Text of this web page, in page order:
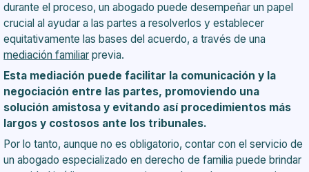
durante el proceso, un abogado puede desempeñar un papel
crucial al ayudar a las partes a resolverlos y establecer
equitativamente las bases del acuerdo, a través de una
mediación familiar previa.
Esta mediación puede facilitar la comunicación y la
negociación entre las partes, promoviendo una
solución amistosa y evitando así procedimientos más
largos y costosos ante los tribunales.
Por lo tanto, aunque no es obligatorio, contar con el servicio de
un abogado especializado en derecho de familia puede brindar